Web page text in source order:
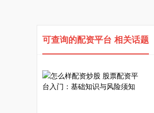
可查询的配资平台 相关话题